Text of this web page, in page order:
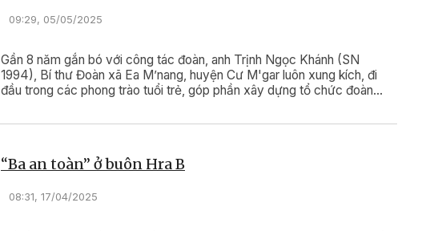
09:29, 05/05/2025
Gần 8 năm gắn bó với công tác đoàn, anh Trịnh Ngọc Khánh (SN
1994), Bí thư Đoàn xã Ea M’nang, huyện Cư M'gar luôn xung kích, đi
đầu trong các phong trào tuổi trẻ, góp phần xây dựng tổ chức đoàn
“Ba an toàn” ở buôn Hra B
08:31, 17/04/2025